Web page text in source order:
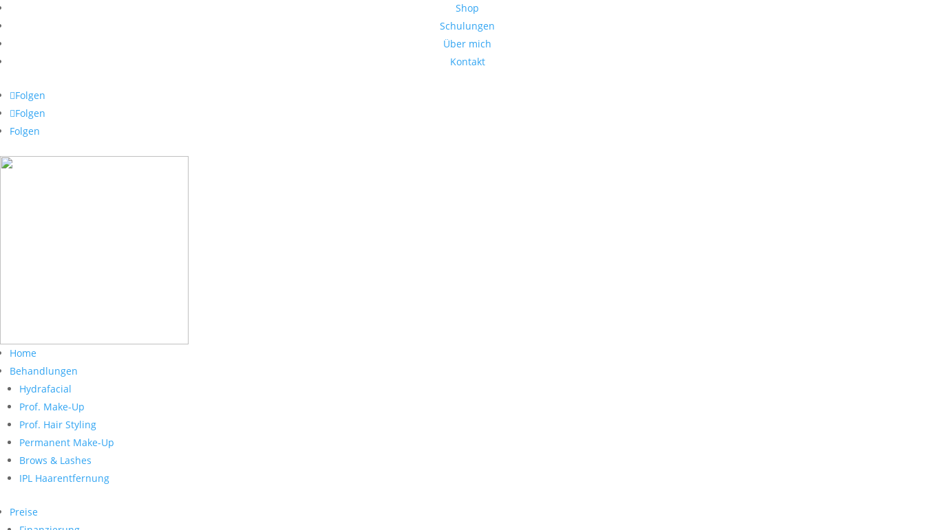
Shop
Schulungen
Über mich
Kontakt
Folgen
Folgen
Folgen
Home
Behandlungen
Hydrafacial
Prof. Make-Up
Prof. Hair Styling
Permanent Make-Up
Brows & Lashes
IPL Haarentfernung
Preise